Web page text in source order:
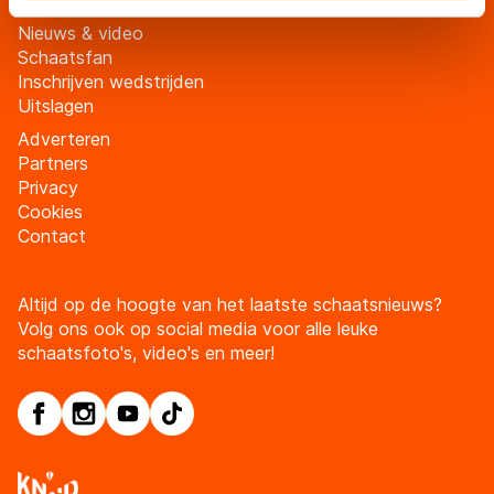
adequaat beschermingsniveau geldt volgens de GDPR.
Door op ‘Toestaan’ te klikken, stemt u in met deze
overdracht. Meer informatie vindt u in ons
Nieuws & video
Schaatsfan
Inschrijven wedstrijden
Uitslagen
Adverteren
Partners
Privacy
Cookies
Contact
Altijd op de hoogte van het laatste schaatsnieuws?
Volg ons ook op social media voor alle leuke
schaatsfoto's, video's en meer!